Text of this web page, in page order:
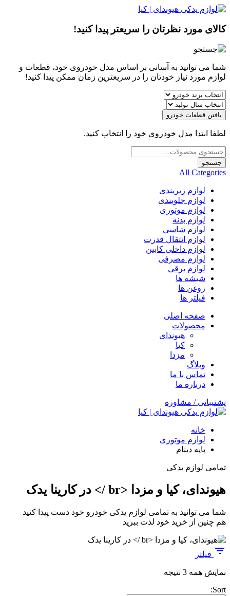
کالای مورد نظرتان را سریعتر پیدا کنید!
شما می توانید به آسانی بر اساس مدل خودروی خود، قطعات و
لوازم مورد نیاز خودتان را در سریعترین زمان ممکن پیدا کنید!
یافتن قطعات خودرو
لطفا ابتدا مدل خودروی خود را انتخاب کنید.
Products
search
جستجو
All Categories
لوازم زیربندی
لوازم جلوبندی
لوازم موتوری
لوازم بدنه
لوازم شاسی
لوازم انتقال قدرت
لوازم داخلی کابین
لوازم مصرفی
لوازم برقی
شیشه ها
روغن ها
فیلتر ها
صفحه اصلی
محصولات
هیوندای
کیا
مزدا
وبلاگ
تماس با ما
درباره ما
پشتیبانی / مشاوره
خانه
لوازم موتوری
پایه دینام
تمامی لوازم یدکی
هیوندای، کیا و مزدا <br /> در کارینا یدک
شما می توانید به تمامی لوازم یدکی خودرو خود دست پیدا کنید
هم چنین از خرید خود لذت ببرید
فیلتر
نمایش همه 3 نتیجه
Sort: